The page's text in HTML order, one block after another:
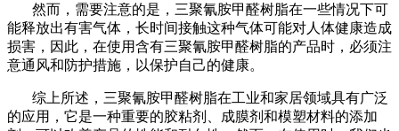
然而，需要注意的是，三聚氰胺甲醛树脂在一些情况下可
能释放出有害气体，长时间接触这种气体可能对人体健康造成
损害，因此，在使用含有三聚氰胺甲醛树脂的产品时，必须注
意通风和防护措施，以保护自己的健康。
综上所述，三聚氰胺甲醛树脂在工业和家居领域具有广泛
的应用，它是一种重要的胶粘剂、成膜剂和模塑材料的添加